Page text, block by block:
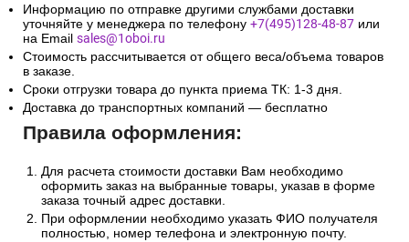
Информацию по отправке другими службами доставки
уточняйте у менеджера по телефону +7(495)128-48-87 или
на Email sales@1oboi.ru
Стоимость рассчитывается от общего веса/объема товаров
в заказе.
Сроки отгрузки товара до пункта приема ТК: 1-3 дня.
Доставка до транспортных компаний — бесплатно
Правила оформления:
Для расчета стоимости доставки Вам необходимо
оформить заказ на выбранные товары, указав в форме
заказа точный адрес доставки.
При оформлении необходимо указать ФИО получателя
полностью, номер телефона и электронную почту.